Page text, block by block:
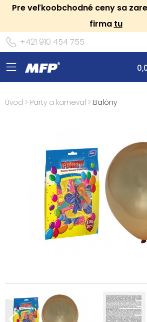
Pre veľkoobchodné ceny sa
firma tu
+421 910 454 755
Úvod > Party a karneval > Balóny